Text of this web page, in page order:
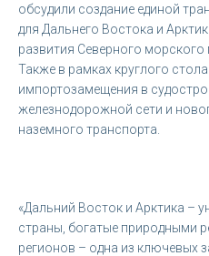
обсудили создание единой
для Дальнего Востока и
развития Северного морского
Также в рамках круглого
импортозамещения в
железнодорожной сети и
наземного транспорта.
«Дальний Восток и Арктика –
страны, богатые природными
регионов – одна из ключевых